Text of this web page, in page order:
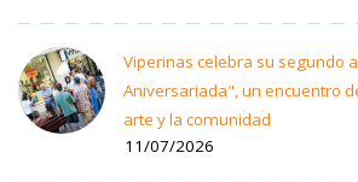
Viperinas celebra su segundo
Aniversariada", un encuentro
arte y la comunidad
11/07/2026